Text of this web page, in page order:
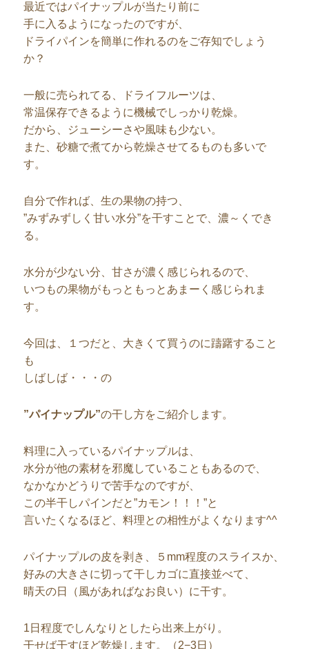
最近ではパイナップルが当たり前に
手に入るようになったのですが、
ドライパインを簡単に作れるのをご存知でしょう
か？
一般に売られてる、ドライフルーツは、
常温保存できるように機械でしっかり乾燥。
だから、ジューシーさや風味も少ない。
また、砂糖で煮てから乾燥させてるものも多いで
す。
自分で作れば、生の果物の持つ、
”みずみずしく甘い水分”を干すことで、濃～くでき
る。
水分が少ない分、甘さが濃く感じられるので、
いつもの果物がもっともっとあまーく感じられま
す。
今回は、１つだと、大きくて買うのに躊躇すること
も
しばしば・・・の
”パイナップル”の干し方をご紹介します。
料理に入っているパイナップルは、
水分が他の素材を邪魔していることもあるので、
なかなかどうりで苦手なのですが、
この半干しパインだと”カモン！！！”と
言いたくなるほど、料理との相性がよくなります^^
パイナップルの皮を剥き、５mm程度のスライスか、
好みの大きさに切って干しカゴに直接並べて、
晴天の日（風があればなお良い）に干す。
1日程度でしんなりとしたら出来上がり。
干せば干すほど乾燥します。（2−3日）